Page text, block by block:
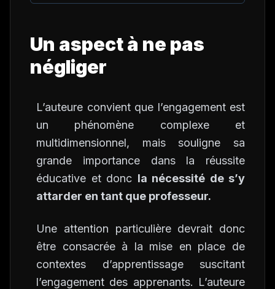
Un aspect à ne pas
négliger
L’auteure convient que l’engagement est
un phénomène complexe et
multidimensionnel, mais souligne sa
grande importance dans la réussite
éducative et donc la nécessité de s’y
attarder en tant que professeur.
Une attention particulière devrait donc
être consacrée à la mise en place de
contextes d’apprentissage suscitant
l’engagement des apprenants. L’auteure